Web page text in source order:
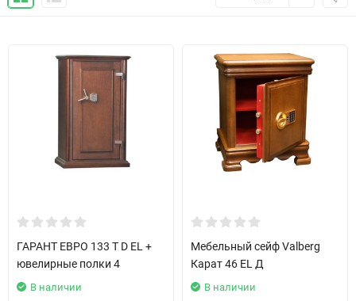
ГАРАНТ ЕВРО 133 Т D EL +
ювелирные полки 4
В наличии
Мебельный сейф Valberg
Карат 46 EL Д
В наличии